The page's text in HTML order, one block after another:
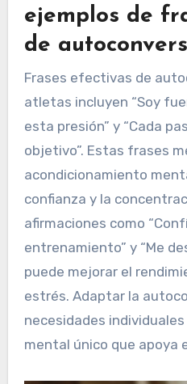
ejemplos de
de
Frases efectivas de
atletas incluyen “Soy
esta presión” y “Cada
objetivo”. Estas frases
acondicionamiento
confianza y la
afirmaciones como
entrenamiento” y “Me
puede mejorar el
estrés. Adaptar la
necesidades
mental único que apoya